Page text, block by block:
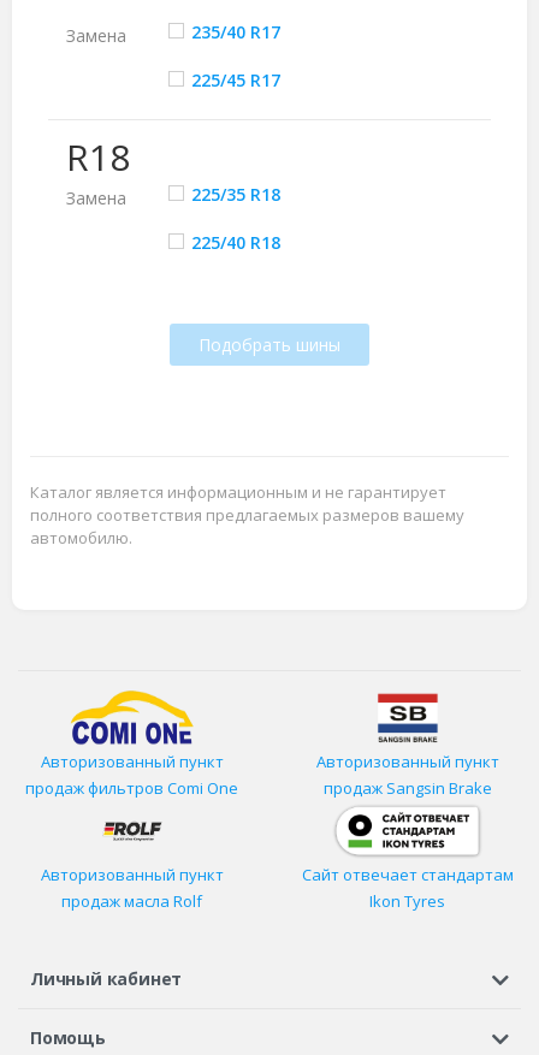
Замена 235/40 R17
225/45 R17
R18
Замена 225/35 R18
225/40 R18
Подобрать шины
Каталог является информационным и не гарантирует
полного соответствия предлагаемых размеров вашему
автомобилю.
Авторизованный пункт
продаж фильтров Comi One
Авторизованный пункт
продаж Sangsin Brake
Авторизованный пункт
продаж масла Rolf
Сайт отвечает стандартам
Ikon Tyres
Личный кабинет
Регистрация или вход
Помощь